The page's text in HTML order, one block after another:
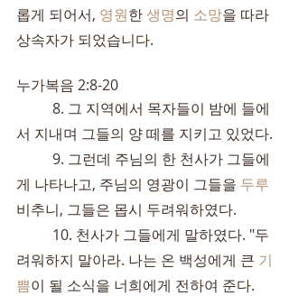
롭게 되어서, 영원한 생명의 소망을 따라
상속자가 되었습니다.
누가복음 2:8-20
서 지내며 그들의 양 떼를 지키고 있었다.
게 나타나고, 주님의 영광이 그들을 두루
비추니, 그들은 몹시 두려워하였다.
려워하지 말아라. 나는 온 백성에게 큰 기
쁨이 될 소식을 너희에게 전하여 준다.